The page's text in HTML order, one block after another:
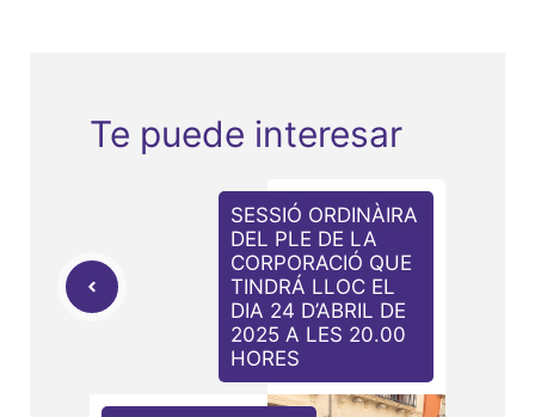
Te puede interesar
SESSIÓ ORDINÀIRA
DEL PLE DE LA
CORPORACIÓ QUE
TINDRÁ LLOC EL
DIA 24 D’ABRIL DE
2025 A LES 20.00
HORES